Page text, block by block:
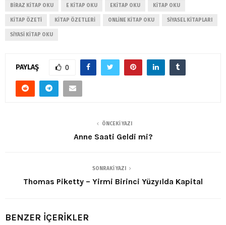
BIRAZ KITAP OKU E KITAP OKU EKITAP OKU KITAP OKU
KITAP ÖZETI KITAP ÖZETLERI ONLINE KITAP OKU SIYASEL KITAPLARI
SIYASI KITAP OKU
PAYLAŞ 0
ÖNCEKI YAZI
Anne Saati Geldi mi?
SONRAKI YAZI
Thomas Piketty – Yirmi Birinci Yüzyılda Kapital
BENZER İÇERİKLER